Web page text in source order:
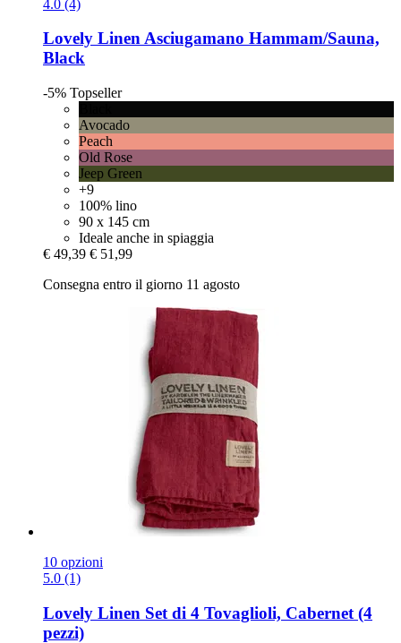
4.0 (4)
Lovely LinenAsciugamano Hammam/Sauna,
Black
-5% Topseller
Avocado
Peach
Old Rose
Jeep Green
+9
100% lino
90 x 145 cm
Ideale anche in spiaggia
€ 49,39 € 51,99
Consegna entro il giorno 11 agosto
10 opzioni
5.0 (1)
Lovely Linen Set di 4 Tovaglioli, Cabernet (4
pezzi)